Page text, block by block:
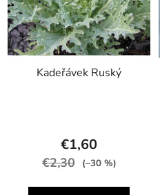
Kadeřávek Ruský
€1,60
€2,30 (–30 %)